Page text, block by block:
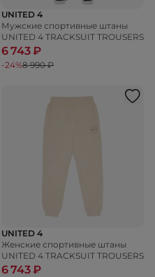
UNITED 4
Мужские спортивные штаны
UNITED 4 TRACKSUIT TROUSERS
6 743 ₽
-24%8 990 ₽
UNITED 4
Женские спортивные штаны
UNITED 4 TRACKSUIT TROUSERS
6 743 ₽